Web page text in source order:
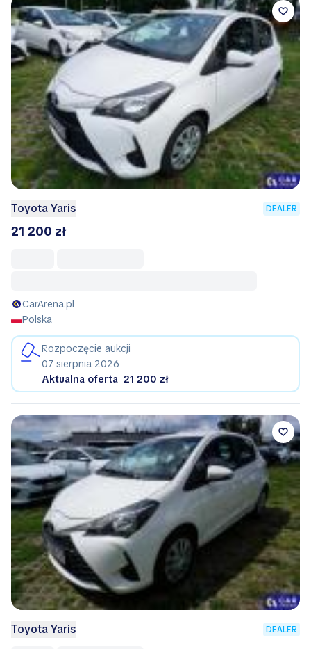
Toyota Yaris DEALER
21 200 zł
CarArena.pl
Polska
Rozpoczęcie aukcji
07 sierpnia 2026
Aktualna oferta 21 200 zł
Toyota Yaris DEALER